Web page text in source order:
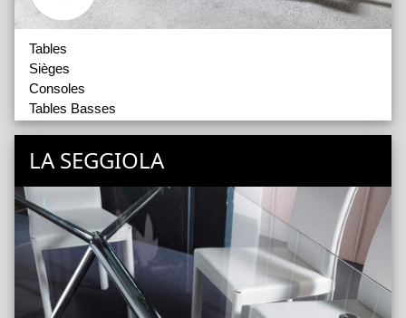
Tables
Sièges
Consoles
Tables Basses
Outdoor
Miroirs
Accessoires
LA SEGGIOLA